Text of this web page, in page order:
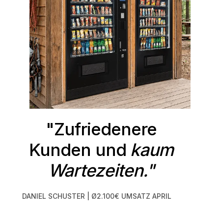
"Zufriedenere
Kunden und kaum
Wartezeiten."
DANIEL SCHUSTER | Ø2.100€ UMSATZ APRIL